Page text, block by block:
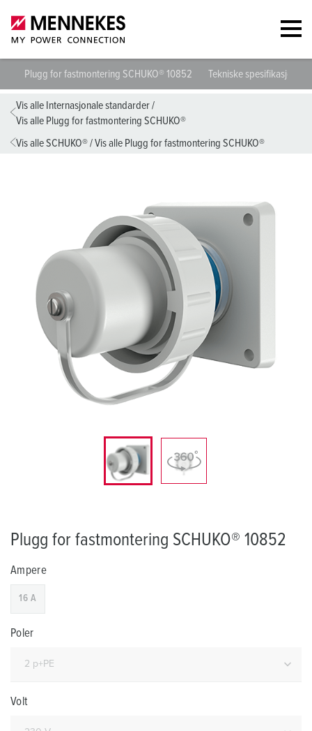
Plugg for fastmontering SCHUKO® 10852 Tekniske spesifikasjoner
Vis alle Internasjonale standarder/
Vis alle Plugg for fastmontering SCHUKO®
Vis alle SCHUKO®/Vis alle Plugg for fastmontering SCHUKO®
Plugg for fastmontering SCHUKO® 10852
Ampere
16 A
Poler
Volt